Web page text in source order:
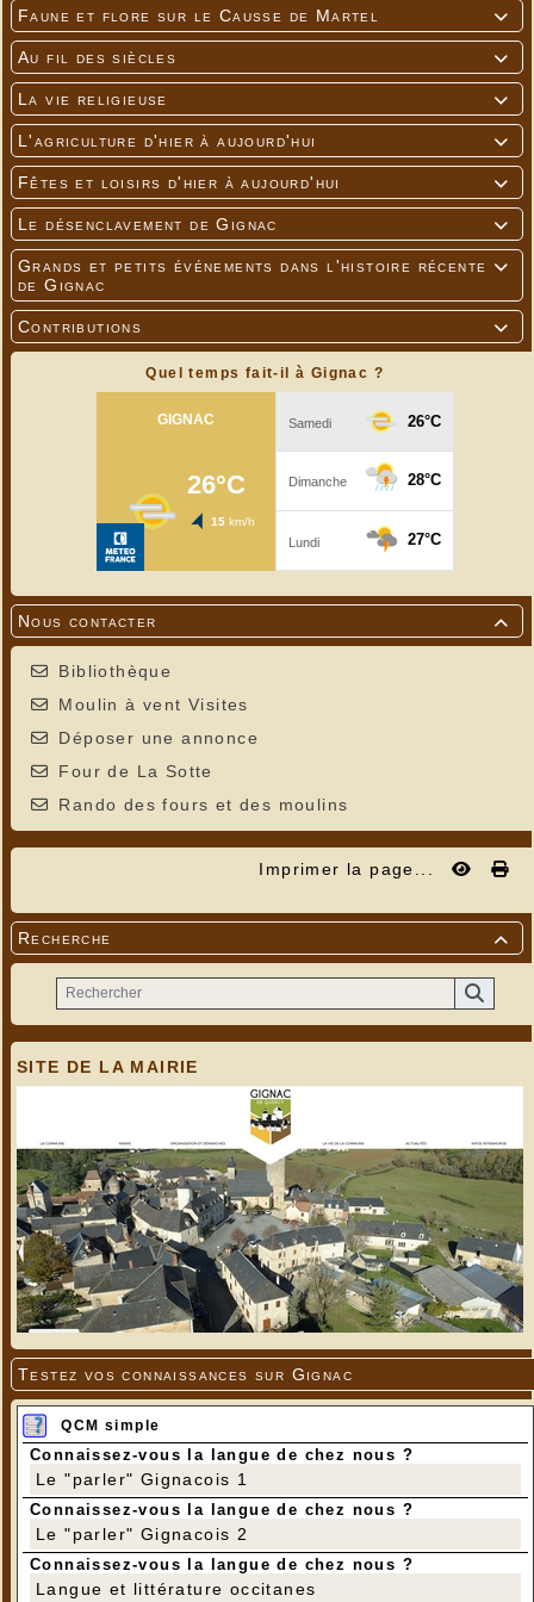

Faune et flore sur le Causse de Martel

Au fil des siècles

La vie religieuse

L'agriculture d'hier à aujourd'hui

Fêtes et loisirs d'hier à aujourd'hui

Le désenclavement de Gignac

Grands et petits événements dans l'histoire récente
de Gignac

Contributions
Quel temps fait-il à Gignac ?

Nous contacter
Bibliothèque
Moulin à vent Visites
Déposer une annonce
Four de La Sotte
Rando des fours et des moulins
Imprimer la page...

Recherche
SITE DE LA MAIRIE
Testez vos connaissances sur Gignac
QCM simple
Connaissez-vous la langue de chez nous ?
Le "parler" Gignacois 1
Connaissez-vous la langue de chez nous ?
Le "parler" Gignacois 2
Connaissez-vous la langue de chez nous ?
Langue et littérature occitanes